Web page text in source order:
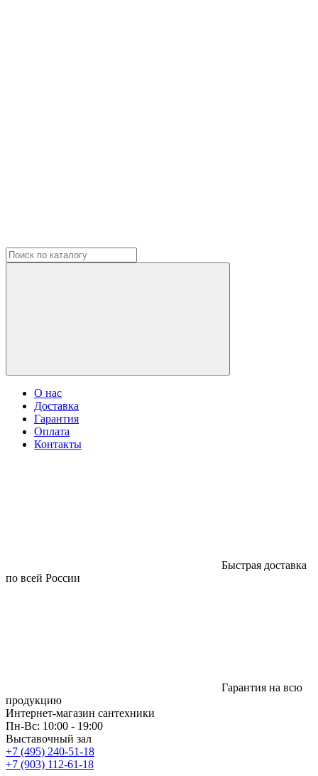
О нас
Доставка
Гарантия
Оплата
Контакты
Быстрая доставка
по всей России
Гарантия на всю
продукцию
Интернет-магазин сантехники
Пн-Вс: 10:00 - 19:00
Выставочный зал
+7 (495) 240-51-18
+7 (903) 112-61-18